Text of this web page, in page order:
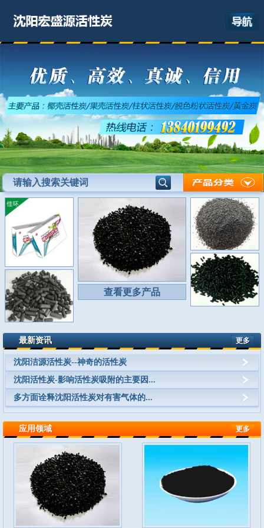
关于我们
产品展示
最新资讯
应用领域
联系我们
查看更多产品
最新资讯 更多
沈阳洁源活性炭--神奇的活性炭
沈阳活性炭-影响活性炭吸附的主要因...
多方面诠释沈阳活性炭对有害气体的...
应用领域 更多